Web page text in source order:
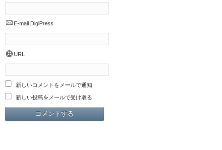
E-mail DigiPress
URL
新しいコメントをメールで通知
新しい投稿をメールで受け取る